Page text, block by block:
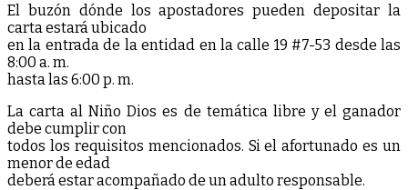
El buzón dónde los apostadores pueden depositar la
carta estará ubicado
en la entrada de la entidad en la calle 19 #7-53 desde las
8:00 a. m.
hasta las 6:00 p. m.
La carta al Niño Dios es de temática libre y el ganador
debe cumplir con
todos los requisitos mencionados. Si el afortunado es un
menor de edad
deberá estar acompañado de un adulto responsable.